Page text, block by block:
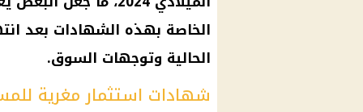
الخاصة بهذه الشهادات بعد
الحالية وتوجهات السوق.
شهادات استثمار مغرية